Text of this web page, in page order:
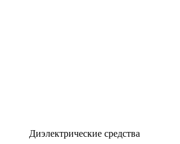
Диэлектрические средства